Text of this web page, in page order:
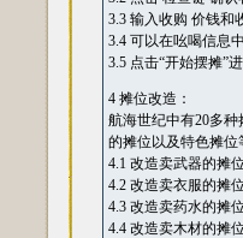
3.3 输入收购 价钱和
3.4 可以在吆喝信息
3.5 点击“开始摆摊”
4 摊位改造：
航海世纪中有20多
的摊位以及特色摊
4.1 改造卖武器的摊
4.2 改造卖衣服的摊
4.3 改造卖药水的摊
4.4 改造卖木材的摊